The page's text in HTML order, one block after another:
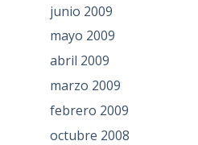
junio 2009
mayo 2009
abril 2009
marzo 2009
febrero 2009
octubre 2008